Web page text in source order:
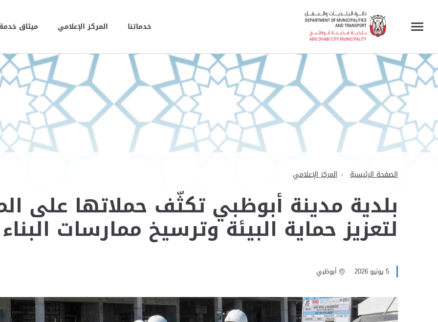
خدماتنا المركز الإعلامي ميثاق
الصفحة الرئيسية المركز الإعلامي
بلدية مدينة أبوظبي تكثّف حملاتها على
لتعزيز حماية البيئة وترسيخ ممارسات
5 يونيو 2026 أبوظبي